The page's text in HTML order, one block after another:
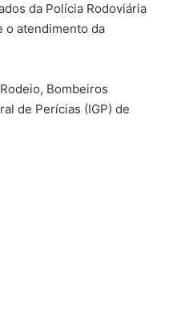
da Polícia Rodoviária
o atendimento da
Bombeiros
de Perícias (IGP) de